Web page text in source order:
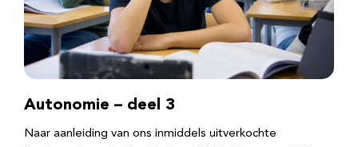
Autonomie – deel 3
Naar aanleiding van ons inmiddels uitverkochte